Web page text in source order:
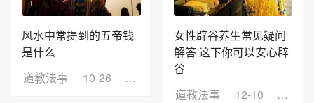
风水中常提到的五帝钱
是什么
道教法事
10-26 浏览：8
女性辟谷养生常见疑问
解答 这下你可以安心辟
谷
道教法事
12-10 浏览